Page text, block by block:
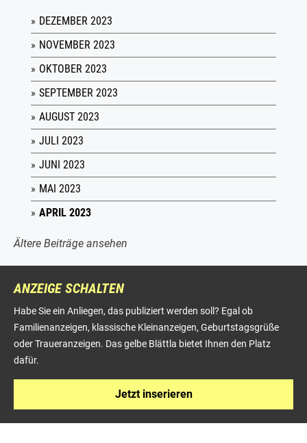
DEZEMBER 2023
NOVEMBER 2023
OKTOBER 2023
SEPTEMBER 2023
AUGUST 2023
JULI 2023
JUNI 2023
MAI 2023
APRIL 2023
Ältere Beiträge ansehen
ANZEIGE SCHALTEN
Habe Sie ein Anliegen, das publiziert werden soll? Egal ob
Familienanzeigen, klassische Kleinanzeigen, Geburtstagsgrüße
oder Traueranzeigen. Das gelbe Blättla bietet Ihnen den Platz
dafür.
Jetzt inserieren